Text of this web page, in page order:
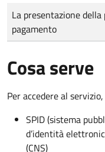
Tipo di pagamento
Importo
La presentazione
pagamento
Cosa serve
Per accedere al
SPID (sistema
d’identità
(CNS)